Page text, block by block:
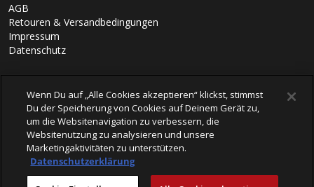
AGB
Retouren & Versandbedingungen
Impressum
Datenschutz
Wenn Du auf „Alle Cookies akzeptieren“ klickst, stimmst
Du der Speicherung von Cookies auf Deinem Gerät zu,
um die Websitenavigation zu verbessern, die
Websitenutzung zu analysieren und unsere
Marketingaktivitäten zu unterstützen.
Datenschutzerklärung